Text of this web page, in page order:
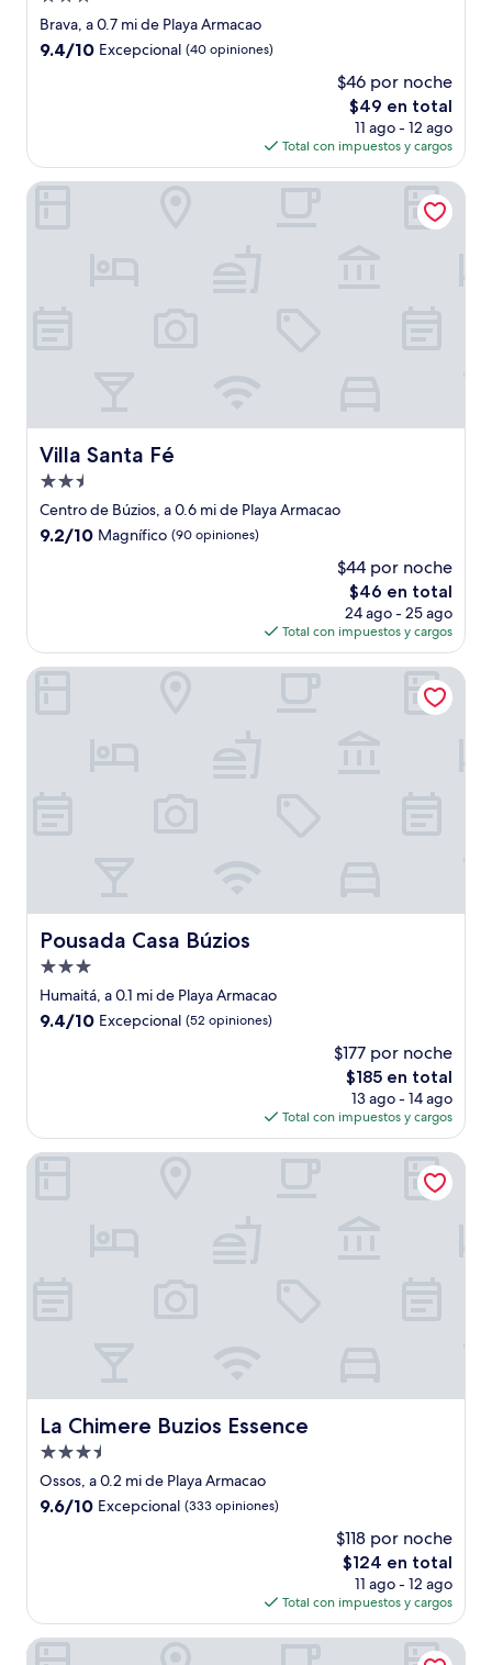
de
3.0
Brava, a 0.7 mi de Playa Armacao
9.4
9.4/10 Excepcional (40 opiniones)
$46 por noche
El
precio
actual
es
de
$49 en total
11 ago - 12 ago
Total con impuestos y cargos
Villa Santa Fé
Villa Santa Fé
Propiedad
de
2.5
Centro de Búzios, a 0.6 mi de Playa Armacao
9.2
9.2/10 Magnífico (90 opiniones)
$44 por noche
El
precio
actual
es
de
$46 en total
24 ago - 25 ago
Total con impuestos y cargos
Villa Santa Fé
Pousada Casa Búzios
Pousada Casa Búzios
Propiedad
de
3.0
Humaitá, a 0.1 mi de Playa Armacao
9.4
9.4/10 Excepcional (52 opiniones)
$177 por noche
El
precio
actual
es
de
$185 en total
13 ago - 14 ago
Total con impuestos y cargos
Pousada Casa Búzios
La Chimere Buzios Essence
La Chimere Buzios Essence
Propiedad
de
3.5
Ossos, a 0.2 mi de Playa Armacao
9.6
9.6/10 Excepcional (333 opiniones)
$118 por noche
El
precio
actual
es
de
$124 en total
11 ago - 12 ago
Total con impuestos y cargos
La Chimere Buzios Essence
Pousada Águas Claras